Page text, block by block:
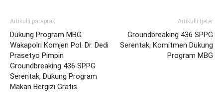
Artikulli paraprak
Dukung Program MBG
Wakapolri Komjen Pol. Dr. Dedi
Prasetyo Pimpin
Groundbreaking 436 SPPG
Serentak, Dukung Program
Makan Bergizi Gratis
Artikulli tjetër
Groundbreaking 436 SPPG
Serentak, Komitmen Dukung
Program MBG